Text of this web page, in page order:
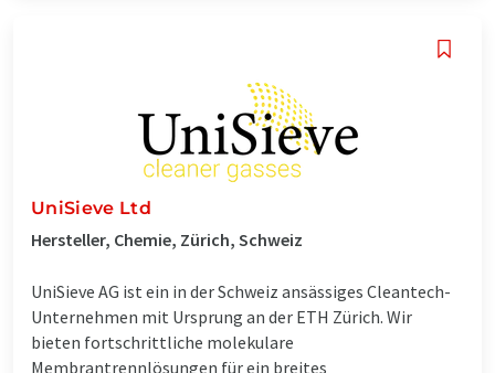
UniSieve Ltd
Hersteller, Chemie, Zürich, Schweiz
UniSieve AG ist ein in der Schweiz ansässiges Cleantech-
Unternehmen mit Ursprung an der ETH Zürich. Wir
bieten fortschrittliche molekulare
Membrantrennlösungen für ein breites